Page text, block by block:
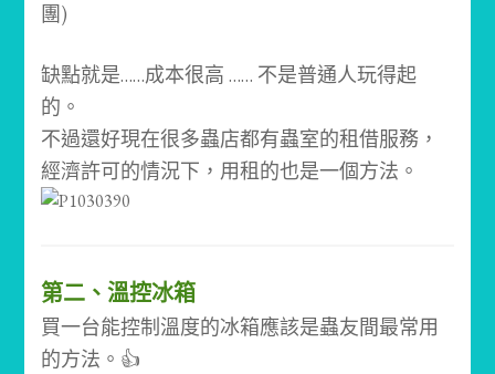
團)
缺點就是……成本很高 …… 不是普通人玩得起
的。
不過還好現在很多蟲店都有蟲室的租借服務，
經濟許可的情況下，用租的也是一個方法。
第二、溫控冰箱
買一台能控制溫度的冰箱應該是蟲友間最常用
的方法。👍